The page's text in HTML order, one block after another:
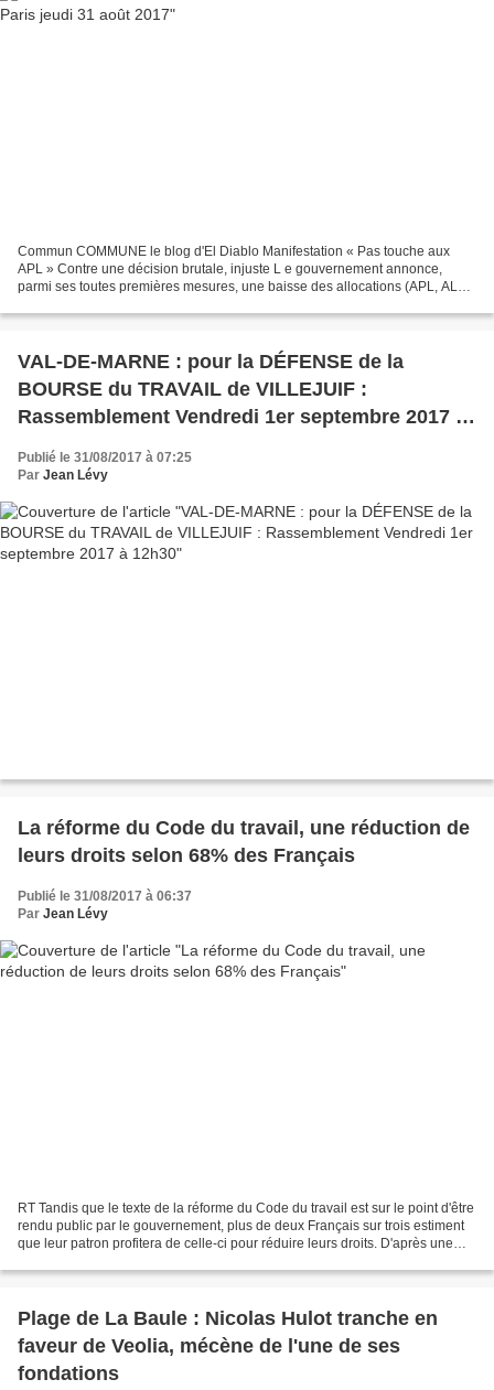
Commun COMMUNE le blog d'El Diablo Manifestation « Pas touche aux
APL » Contre une décision brutale, injuste L e gouvernement annonce,
parmi ses toutes premières mesures, une baisse des allocations (APL, ALF,
VAL-DE-MARNE : pour la DÉFENSE de la
BOURSE du TRAVAIL de VILLEJUIF :
Rassemblement Vendredi 1er septembre 2017 à
12h30
Publié le 31/08/2017 à 07:25
Par Jean Lévy
La réforme du Code du travail, une réduction de
leurs droits selon 68% des Français
Publié le 31/08/2017 à 06:37
Par Jean Lévy
RT Tandis que le texte de la réforme du Code du travail est sur le point d'être
rendu public par le gouvernement, plus de deux Français sur trois estiment
que leur patron profitera de celle-ci pour réduire leurs droits. D'après une
Plage de La Baule : Nicolas Hulot tranche en
faveur de Veolia, mécène de l'une de ses
fondations